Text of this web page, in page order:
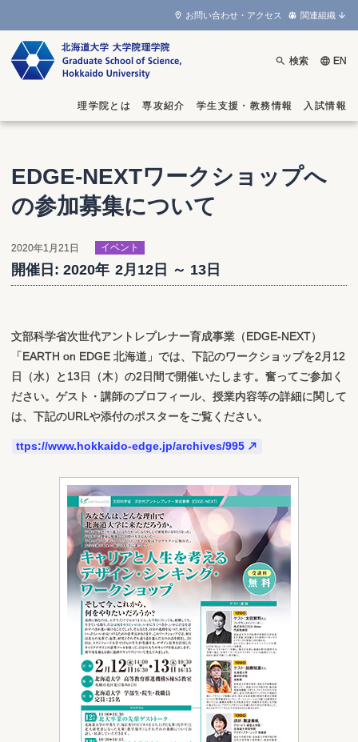
お問い合わせ・アクセス 関連組織
検索 EN
理学院とは 専攻紹介 学生支援 ・ 教務情報 入試情報
EDGE-NEXTワークショップへ
の参加募集について
2020年1月21日 イベント
開催日: 2020年 2月 12日 ～ 13日
文部科学省次世代アントレプレナー育成事業（EDGE-NEXT）
「EARTH on EDGE 北海道」では、下記のワークショップを2月12
日（水）と13日（木）の2日間で開催いたします。奮ってご参加く
ださい。ゲスト・講師のプロフィール、授業内容等の詳細に関して
は、下記のURLや添付のポスターをご覧ください。
ttps://www.hokkaido-edge.jp/archives/995